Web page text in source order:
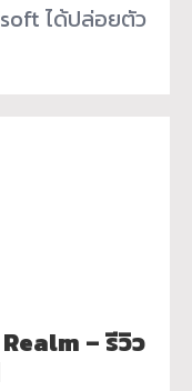
ได้ปล่อยตัว
– รีวิว